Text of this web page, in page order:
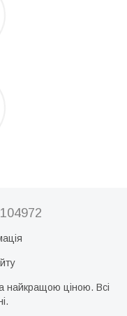
найкращою ціною. Всі